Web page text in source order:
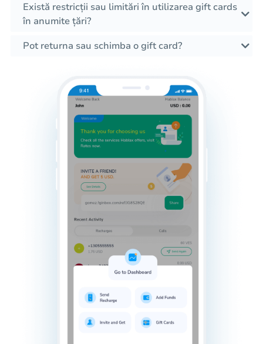
Există restricții sau limitări în utilizarea gift cards
în anumite țări?
Pot returna sau schimba o gift card?